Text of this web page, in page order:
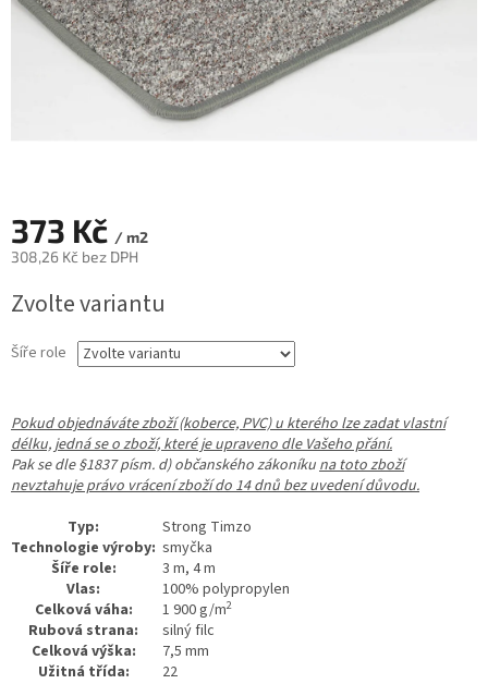
373 Kč / m2
308,26 Kč bez DPH
cena:
Zvolte variantu
Šíře role
Pokud objednáváte zboží (koberce, PVC) u kterého lze zadat vlastní
délku, jedná se o zboží, které je upraveno dle Vašeho přání.
Pak se dle §1837 písm. d) občanského zákoníku na toto zboží
nevztahuje právo vrácení zboží do 14 dnů bez uvedení důvodu.
Typ:
Strong Timzo
Technologie výroby: smyčka
Šíře role:
3 m, 4 m
Vlas:
100% polypropylen
Celková váha:
1 900 g/m2
Rubová strana:
silný filc
Celková výška:
7,5 mm
Užitná třída:
22